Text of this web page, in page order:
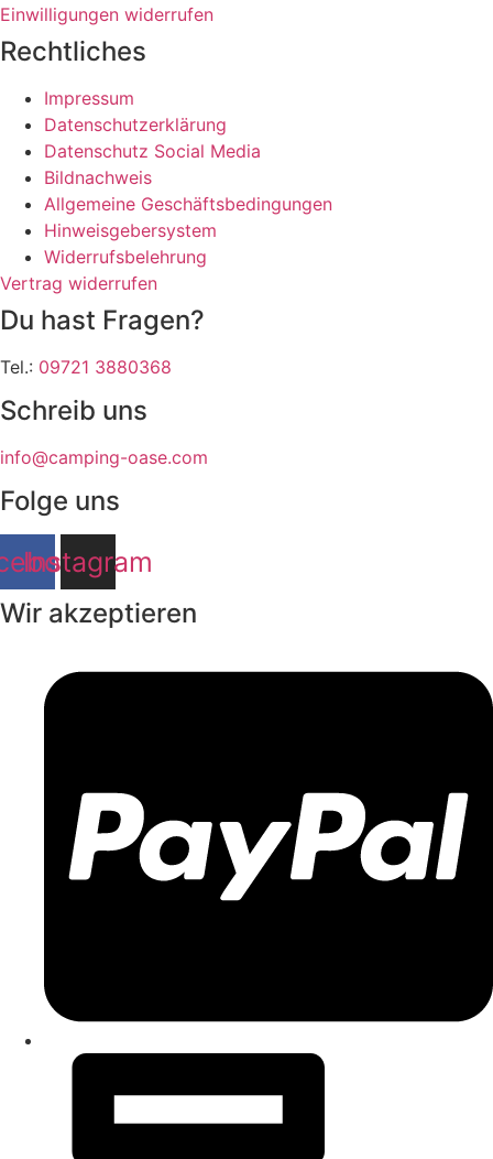
Einwilligungen widerrufen
Rechtliches
Impressum
Datenschutzerklärung
Datenschutz Social Media
Bildnachweis
Allgemeine Geschäftsbedingungen
Hinweisgebersystem
Widerrufsbelehrung
Vertrag widerrufen
Du hast Fragen?
Tel.: 09721 3880368
Schreib uns
info@camping-oase.com
Folge uns
Instagram
Wir akzeptieren